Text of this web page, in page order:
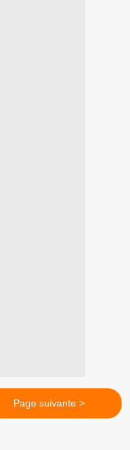
Page suivante >